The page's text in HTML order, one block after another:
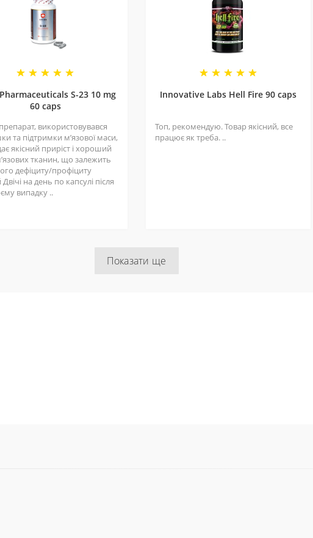
S-23 10 mg
60 caps
використовувався
та підтримки мʼязової маси,
якісний приріст і хороший
тканин, що залежить
дефіциту/профіциту
Двічі на день по капсулі після
випадку ..
Innovative Labs Hell Fire 90 caps
Топ, рекомендую. Товар якісний, все
працює як треба. ..
Показати ще